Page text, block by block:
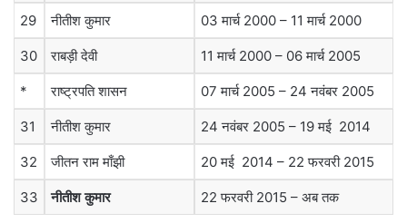
29 नीतीश कुमार 03 मार्च 2000 – 11 मार्च 2000
30 राबड़ी देवी 11 मार्च 2000 – 06 मार्च 2005
* राष्ट्रपति शासन 07 मार्च 2005 – 24 नवंबर 2005
31 नीतीश कुमार 24 नवंबर 2005 – 19 मई 2014
32 जीतन राम माँझी 20 मई 2014 – 22 फरवरी 2015
33 नीतीश कुमार 22 फरवरी 2015 – अब तक